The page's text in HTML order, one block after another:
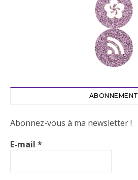
ABONNEMENT
Abonnez-vous à ma newsletter !
E-mail *